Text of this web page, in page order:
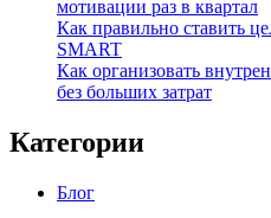
мотивации раз в квартал
Как правильно ставить
SMART
Как организовать
без больших затрат
Категории
Блог